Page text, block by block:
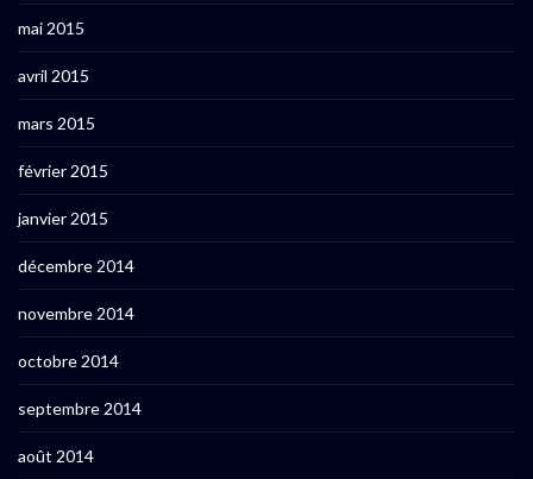
mai 2015
avril 2015
mars 2015
février 2015
janvier 2015
décembre 2014
novembre 2014
octobre 2014
septembre 2014
août 2014